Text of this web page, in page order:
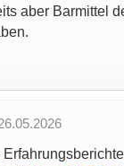
aber Barmittel